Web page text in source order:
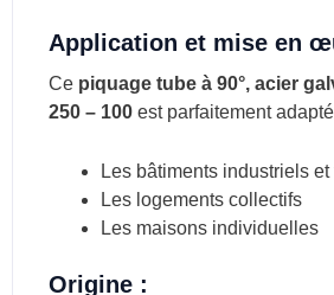
Application et mise en
Ce piquage tube à 90°, acier
250 – 100 est parfaitement
Les bâtiments industriels
Les logements collectifs
Les maisons individuelles
Origine :